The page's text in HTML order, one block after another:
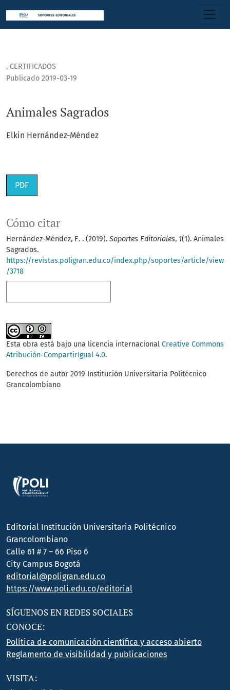
, CERTIFICADOS
Animales Sagrados
Publicado 2019-03-19
Elkin Hernández-Méndez
PDF
Cómo citar
Hernández-Méndez, E. . (2019). Soportes Editoriales, 1(1). Animales
Sagrados.
https://revistas.poligran.edu.co/index.php/soportes/article/view
/3718
Esta obra está bajo una licencia internacional Creative Commons
Atribución-CompartirIgual 4.0.
Derechos de autor 2019 Institución Universitaria Politécnico
Grancolombiano
Editorial Institución Universitaria Politécnico
Grancolombiano
Calle 61 # 7 – 66 Piso 6
City Campus Bogotá
editorial@poligran.edu.co
https://www.poli.edu.co/editorial
SÍGUENOS EN REDES SOCIALES
CONOCE:
Política de comunicación científica y acceso abierto
Reglamento de visibilidad y publicaciones
VISITA: